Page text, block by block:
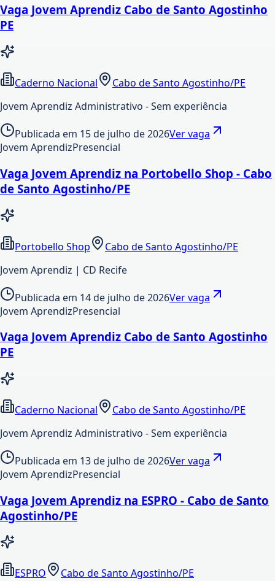
Vaga Jovem Aprendiz Cabo de Santo Agostinho
PE
Caderno Nacional
Cabo de Santo Agostinho/PE
Jovem Aprendiz Administrativo - Sem experiência
Publicada em 15 de julho de 2026Ver vaga
Jovem AprendizPresencial
Vaga Jovem Aprendiz na Portobello Shop - Cabo
de Santo Agostinho/PE
Portobello Shop
Cabo de Santo Agostinho/PE
Jovem Aprendiz | CD Recife
Publicada em 14 de julho de 2026Ver vaga
Jovem AprendizPresencial
Vaga Jovem Aprendiz Cabo de Santo Agostinho
PE
Caderno Nacional
Cabo de Santo Agostinho/PE
Jovem Aprendiz Administrativo - Sem experiência
Publicada em 13 de julho de 2026Ver vaga
Jovem AprendizPresencial
Vaga Jovem Aprendiz na ESPRO - Cabo de Santo
Agostinho/PE
ESPRO
Cabo de Santo Agostinho/PE